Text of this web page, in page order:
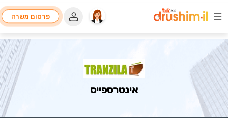
פרסום משרה
אינטרספייס